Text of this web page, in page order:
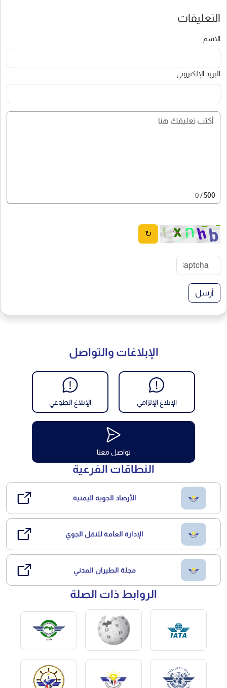
التعليقات
الاسم
البريد الإلكتروني
500
/ 0
↻
أرسل
الإبلاغات والتواصل
الإبلاغ الإلزامي الإبلاغ الطوعي
تواصل معنا
النطاقات الفرعية
الأرصاد الجوية اليمنية
الإدارة العامة للنقل الجوي
مجلة الطيران المدني
الروابط ذات الصلة